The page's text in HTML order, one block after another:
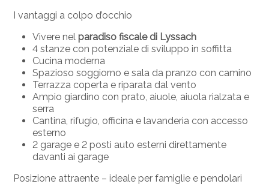
I vantaggi a colpo d’occhio
Vivere nel paradiso fiscale di Lyssach
4 stanze con potenziale di sviluppo in soffitta
Cucina moderna
Spazioso soggiorno e sala da pranzo con camino
Terrazza coperta e riparata dal vento
Ampio giardino con prato, aiuole, aiuola rialzata e
serra
Cantina, rifugio, officina e lavanderia con accesso
esterno
2 garage e 2 posti auto esterni direttamente
davanti ai garage
Posizione attraente – ideale per famiglie e pendolari